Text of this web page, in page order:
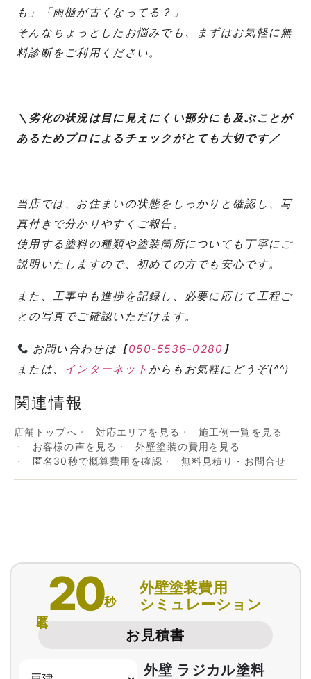
も」「雨樋が古くなってる？」
そんなちょっとしたお悩みでも、まずはお気軽に無
料診断をご利用ください。
＼劣化の状況は目に見えにくい部分にも及ぶことが
あるためプロによるチェックがとても大切です／
当店では、お住まいの状態をしっかりと確認し、写
真付きで分かりやすくご報告。
使用する塗料の種類や塗装箇所についても丁寧にご
説明いたしますので、初めての方でも安心です。
また、工事中も進捗を記録し、必要に応じて工程ご
との写真でご確認いただけます。
お問い合わせは【050-5536-0280 】
または、 インターネット からもお気軽にどうぞ(^^)
関連情報
店舗トップへ 対応エリアを見る
施工例一覧を見る
お客様の声を見る
外壁塗装の費用を見る
匿名30秒で概算費用を確認
無料見積り・お問合せ
20秒
外壁塗装費用
シミュレーション
お見積書
外壁 ラジカル塗料